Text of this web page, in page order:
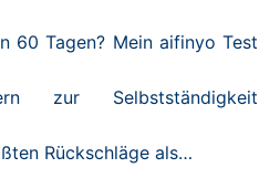
60 Tagen? Mein aifinyo Test
zur Selbstständigkeit
Rückschläge als…